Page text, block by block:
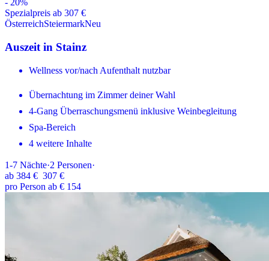
- 20%
Spezialpreis ab 307 €
ÖsterreichSteiermarkNeu
Auszeit in Stainz
Wellness vor/nach Aufenthalt nutzbar
Übernachtung im Zimmer deiner Wahl
4-Gang Überraschungsmenü inklusive Weinbegleitung
Spa-Bereich
4 weitere Inhalte
1-7 Nächte·2 Personen·
ab 384 € 307 €
pro Person ab € 154